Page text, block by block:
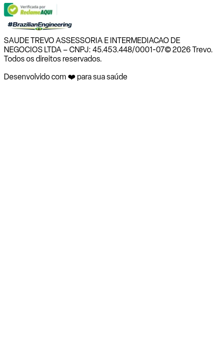
SAUDE TREVO ASSESSORIA E INTERMEDIACAO DE
NEGOCIOS LTDA – CNPJ: 45.453.448/0001-07© 2026 Trevo.
Todos os direitos reservados.
Desenvolvido com ❤️ para sua saúde